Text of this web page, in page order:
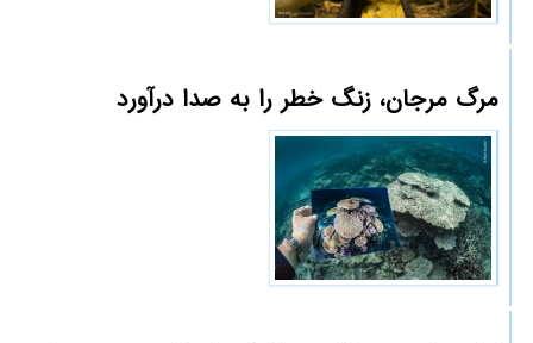
مرگ مرجان، زنگ خطر را به صدا درآورد